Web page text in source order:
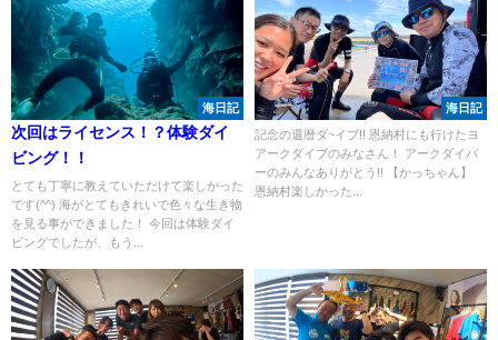
海日記
次回はライセンス！？体験ダイ
ビング！！
とても丁寧に教えていただけて楽しかった
です(^^) 海がとてもきれいで色々な生き物
を見る事ができました！ 今回は体験ダイ
ビングでしたが、もう...
海日記
記念の還暦ダ~イブ!! 恩納村にも行けたヨ
アークダイブのみなさん！ アークダイバ
ーのみんなありがとう!! 【かっちゃん】
恩納村楽しかった...